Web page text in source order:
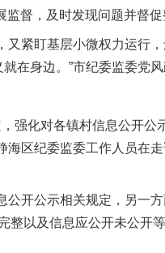
督，及时发现问题并督
紧盯基层小微权力运行
在身边。”市纪委监委党
强化对各镇村信息公开公
区纪委监委工作人员在
开公示相关规定，另一
整以及信息应公开未公开